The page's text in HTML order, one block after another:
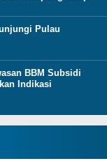
Pulau
BBM Subsidi
Indikasi